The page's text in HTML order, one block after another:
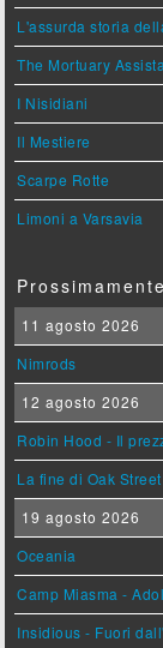
L'assurda storia
The Mortuary
I Nisidiani
Il Mestiere
Scarpe Rotte
Limoni a Varsavia
Prossimamente
11 agosto 2026
Nimrods
12 agosto 2026
Robin Hood - Il
La fine di Oak Street
19 agosto 2026
Oceania
Camp Miasma -
Insidious - Fuori